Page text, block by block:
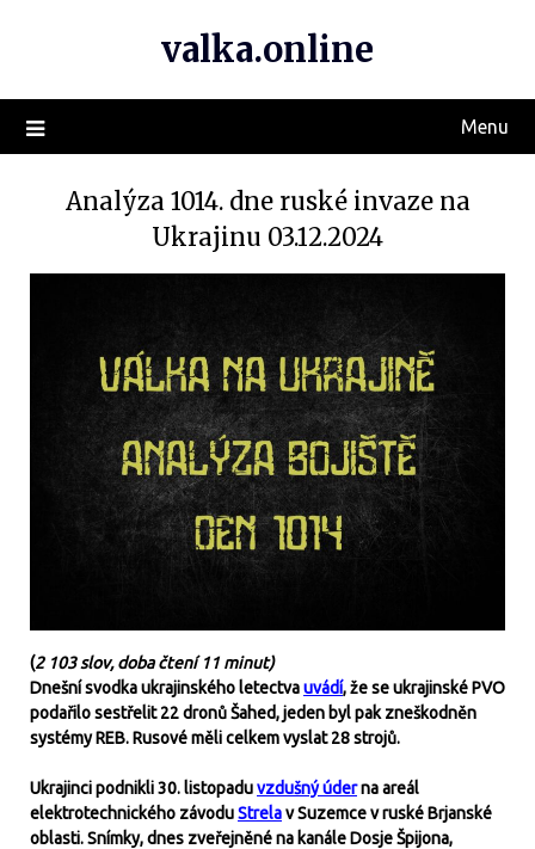
valka.online
Menu
Analýza 1014. dne ruské invaze na
Ukrajinu 03.12.2024
(2 103 slov, doba čtení 11 minut)
Dnešní svodka ukrajinského letectvauvádí, že se ukrajinské PVO
podařilo sestřelit 22 dronů Šahed, jeden byl pak zneškodněn
systémy REB. Rusové měli celkem vyslat 28 strojů.
Ukrajinci podnikli 30. listopaduvzdušný úderna areál
elektrotechnického závoduStrelav Suzemce v ruské Brjanské
oblasti. Snímky, dnes zveřejněné na kanále Dosje Špijona,